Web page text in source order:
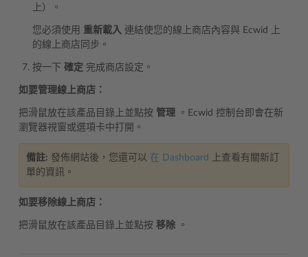
上）。
您必須使用 重新載入 連結使您的線上商店內容與 Ecwid 上
的線上商店同步。
按一下 確定 完成商店設定。
如要管理線上商店：
把滑鼠放在該產品目錄上並點按 管理 。Ecwid 控制台即會在新
瀏覽器視窗或選項卡中打開。
備註: 發佈網站後，您還可以 在 Dashboard
上查看有關新訂
單的資訊。
如要移除線上商店：
把滑鼠放在該產品目錄上並點按 移除 。